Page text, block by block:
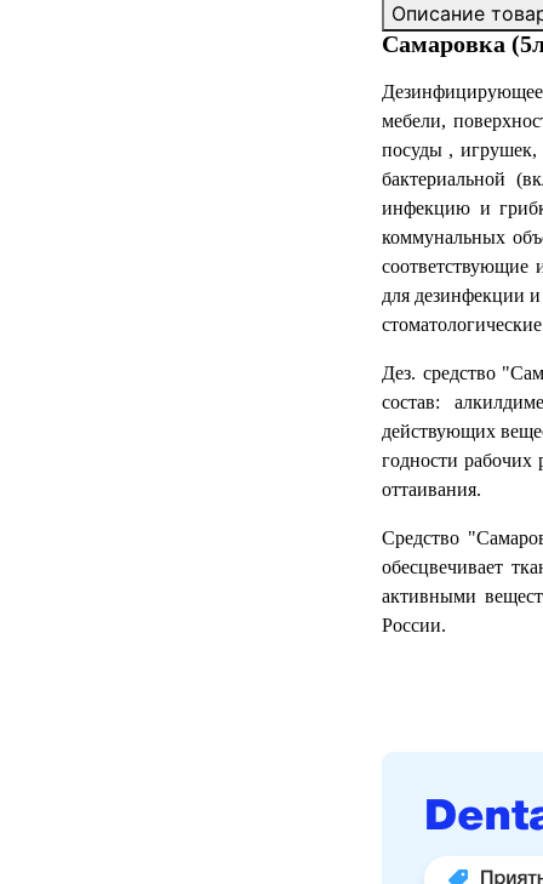
Описание
Самаровка
мебели,
посуды ,
бактериальной
инфекцию и
коммунальных
соответствующие
для дезинфекции
Дез. средство
состав:
действующих
годности рабочих
оттаивания.
Средство
обесцвечивает
активными
России.